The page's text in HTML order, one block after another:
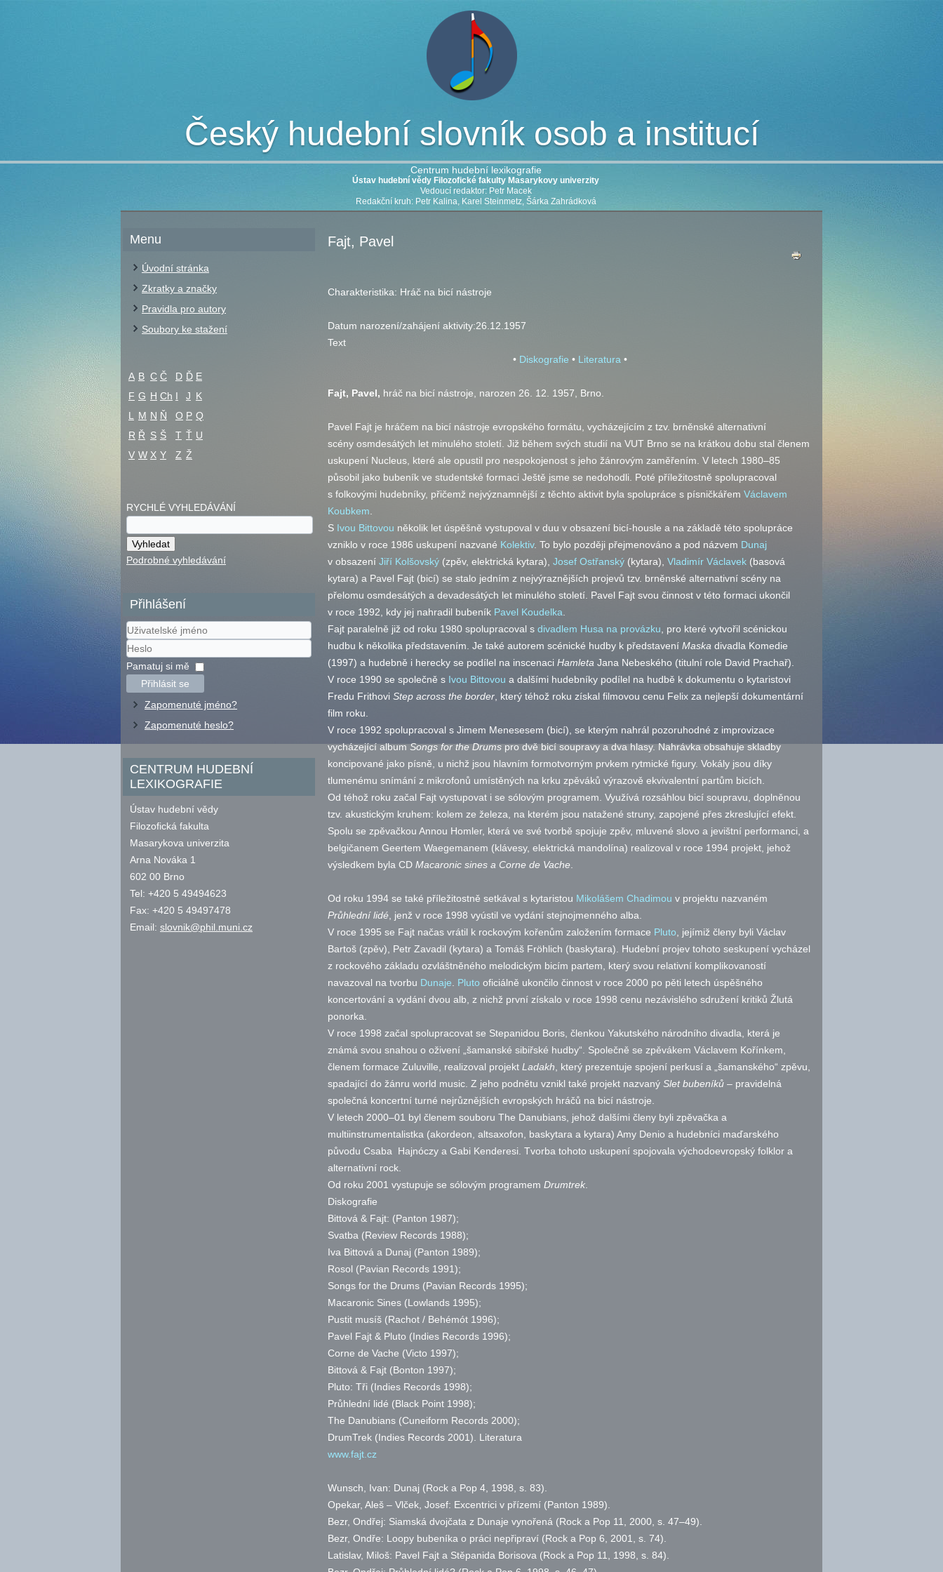
Český hudební slovník osob a institucí
Centrum hudební lexikografie
Ústav hudební vědy Filozofické fakulty Masarykovy univerzity
Vedoucí redaktor: Petr Macek
Redakční kruh: Petr Kalina, Karel Steinmetz, Šárka Zahrádková
Menu
Úvodní stránka
Zkratky a značky
Pravidla pro autory
Soubory ke stažení
A B C Č D Ď E
F G H Ch I J K
L
M N Ň O P Q
R Ř S Š T Ť U
V W X Y Z Ž
RYCHLÉ VYHLEDÁVÁNÍ
Podrobné vyhledávání
Přihlášení
Uživatelské
jméno
Heslo
Pamatuj si mě
Přihlásit se
Zapomenuté jméno?
Zapomenuté heslo?
CENTRUM HUDEBNÍ
LEXIKOGRAFIE
Ústav hudební vědy
Filozofická fakulta
Masarykova univerzita
Arna Nováka 1
602 00 Brno
Tel: +420 5 49494623
Fax: +420 5 49497478
Email: slovnik@phil.muni.cz
Fajt, Pavel
Charakteristika: Hráč na bicí nástroje
Datum narození/zahájení aktivity:26.12.1957
Text
• Diskografie • Literatura •
Fajt, Pavel, hráč na bicí nástroje, narozen 26. 12. 1957, Brno.
Pavel Fajt je hráčem na bicí nástroje evropského formátu, vycházejícím z tzv. brněnské alternativní
scény osmdesátých let minulého století. Již během svých studií na VUT Brno se na krátkou dobu stal členem
uskupení Nucleus, které ale opustil pro nespokojenost s jeho žánrovým zaměřením. V letech 1980–85
působil jako bubeník ve studentské formaci Ještě jsme se nedohodli. Poté příležitostně spolupracoval
s folkovými hudebníky, přičemž nejvýznamnější z těchto aktivit byla spolupráce s písničkářem Václavem
Koubkem
S Ivou Bittovou několik let úspěšně vystupoval v duu v obsazení bicí-housle a na základě této spolupráce
vzniklo v roce 1986 uskupení nazvané Kolektiv. To bylo později přejmenováno a pod názvem Dunaj
v obsazení Jiří Kolšovský (zpěv, elektrická kytara), Josef Ostřanský (kytara), Vladimír Václavek (basová
kytara) a Pavel Fajt (bicí) se stalo jedním z nejvýraznějších projevů tzv. brněnské alternativní scény na
přelomu osmdesátých a devadesátých let minulého století. Pavel Fajt svou činnost v této formaci ukončil
v roce 1992, kdy jej nahradil bubeník Pavel Koudelka
Fajt paralelně již od roku 1980 spolupracoval s divadlem Husa na provázku , pro které vytvořil scénickou
hudbu k několika představením. Je také autorem scénické hudby k představení Maska divadla Komedie
(1997) a hudebně i herecky se podílel na inscenaci Hamleta Jana Nebeského (titulní role David Prachař).
V roce 1990 se společně s Ivou Bittovou a dalšími hudebníky podílel na hudbě k dokumentu o kytaristovi
Fredu Frithovi Step across the border , který téhož roku získal filmovou cenu Felix za nejlepší dokumentární
film roku.
V roce 1992 spolupracoval s Jimem Menesesem (bicí), se kterým nahrál pozoruhodné z improvizace
vycházející albumSongsfor the Drumspro dvě bicí soupravy a dva hlasy. Nahrávka obsahuje skladby
koncipované jako písně, u nichž jsou hlavním formotvorným prvkem rytmické figury. Vokály jsou díky
tlumenému snímání z mikrofonů umístěných na krku zpěváků výrazově ekvivalentní partům bicích.
Od téhož roku začal Fajt vystupovat i se sólovým programem. Využívá rozsáhlou bicí soupravu, doplněnou
tzv. akustickým kruhem: kolem ze železa, na kterém jsou natažené struny, zapojené přes zkreslující efekt.
Spolu se zpěvačkou Annou Homler, která ve své tvorbě spojuje zpěv, mluvené slovo a jevištní performanci, a
belgičanem Geertem Waegemanem (klávesy, elektrická mandolína) realizoval v roce 1994 projekt, jehož
výsledkem byla CD Macaronic sines a Corne de Vache
Od roku 1994 se také příležitostně setkával s kytaristou Mikolášem Chadimou v projektu nazvaném
Průhlední lidé , jenž v roce 1998 vyústil ve vydání stejnojmenného alba.
V roce 1995 se Fajt načas vrátil k rockovým kořenům založením formace Pluto , jejímiž členy byli Václav
Bartoš (zpěv), Petr Zavadil (kytara) a Tomáš Fröhlich (baskytara). Hudební projev tohoto seskupení vycházel
z rockového základu ozvláštněného melodickým bicím partem, který svou relativní komplikovaností
navazoval na tvorbu Dunaje Pluto oficiálně ukončilo činnost v roce 2000 po pěti letech úspěšného
koncertování a vydání dvou alb, z nichž první získalo v roce 1998 cenu nezávislého sdružení kritiků Žlutá
ponorka.
V roce 1998 začal spolupracovat se Stepanidou Boris, členkou Yakutského národního divadla, která je
známá svou snahou o oživení „šamanské sibiřské hudby“. Společně se zpěvákem Václavem Kořínkem,
členem formace Zuluville, realizoval projekt Ladakh , který prezentuje spojení perkusí a „šamanského“ zpěvu,
spadající do žánru world music. Z jeho podnětu vznikl také projekt nazvaný Slet bubeníků – pravidelná
společná koncertní turné nejrůznějších evropských hráčů na bicí nástroje.
V letech 2000–01 byl členem souboru The Danubians, jehož dalšími členy byli zpěvačka a
multiinstrumentalistka (akordeon, altsaxofon, baskytara a kytara) Amy Denio a hudebníci maďarského
původu Csaba Hajnóczy a Gabi Kenderesi. Tvorba tohoto uskupení spojovala východoevropský folklor a
alternativní rock.
Od roku 2001 vystupuje se sólovým programem Drumtrek
Diskografie
Bittová & Fajt: (Panton 1987);
Svatba (Review Records 1988);
Iva Bittová a Dunaj (Panton 1989);
Rosol (Pavian Records 1991);
Songs for the Drums (Pavian Records 1995);
Macaronic Sines (Lowlands 1995);
Pustit musíš (Rachot / Behémót 1996);
Pavel Fajt & Pluto (Indies Records 1996);
Corne de Vache (Victo 1997);
Bittová & Fajt (Bonton 1997);
Pluto: Tři (Indies Records 1998);
Průhlední lidé (Black Point 1998);
The Danubians (Cuneiform Records 2000);
DrumTrek (Indies Records 2001).
Literatura
www.fajt.cz
Wunsch, Ivan: Dunaj (Rock a Pop 4, 1998, s. 83).
Opekar, Aleš – Vlček, Josef: Excentrici v přízemí (Panton 1989).
Bezr, Ondřej: Siamská dvojčata z Dunaje vynořená (Rock a Pop 11, 2000, s. 47–49).
Bezr, Ondře: Loopy bubeníka o práci nepřipraví (Rock a Pop 6, 2001,
s. 74).
Latislav, Miloš: Pavel Fajt a Stěpanida Borisova (Rock a Pop 11, 1998, s. 84).